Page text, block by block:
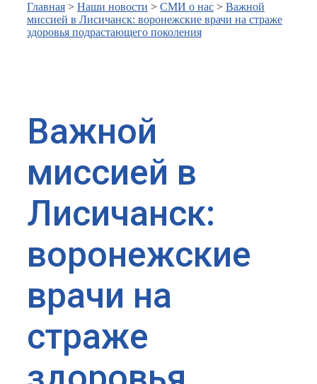
Главная > Наши новости > СМИ о нас > Важной
миссией в Лисичанск: воронежские врачи на страже
здоровья подрастающего поколения
Важной
миссией в
Лисичанск:
воронежские
врачи на
страже